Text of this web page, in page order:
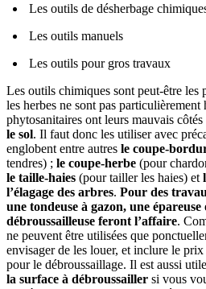
Les outils de désherbage
Les outils manuels
Les outils pour gros travaux
Les outils chimiques sont peut-être les
les herbes ne sont pas
phytosanitaires ont leurs mauvais
le sol. Il faut donc les utiliser avec
englobent entre autres le coupe-
tendres) ; le coupe-herbe (pour
le taille-haies (pour tailler les haies) et
l’élagage des arbres. Pour des
une tondeuse à gazon, une
débroussailleuse feront l’affaire.
ne peuvent être utilisées que
envisager de les louer, et inclure le
pour le débroussaillage. Il est aussi
la surface à débroussailler si vous